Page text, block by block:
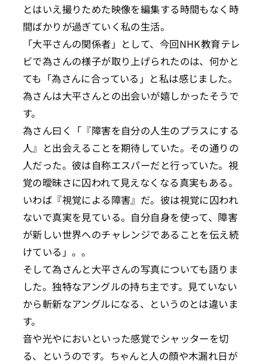
とはいえ撮りためた映像を編集する時間もなく時
間ばかりが過ぎていく私の生活。
「大平さんの関係者」として、今回NHK教育テレ
ビで為さんの様子が取り上げられたのは、何かと
ても「為さんに合っている」と私は感じました。
為さんは大平さんとの出会いが嬉しかったそうで
す。
為さん曰く「『障害を自分の人生のプラスにする
人』と出会えることを期待していた。その通りの
人だった。彼は自称エスパーだと行っていた。視
覚の曖昧さに囚われて見えなくなる真実もある。
いわば『視覚による障害』だ。彼は視覚に囚われ
ないで真実を見ている。自分自身を使って、障害
が新しい世界へのチャレンジであることを伝え続
けている」。。
そして為さんと大平さんの写真についても語りま
した。独特なアングルの持ち主です。見ていない
から斬新なアングルになる、というのとは違いま
す。
音や光やにおいといった感覚でシャッターを切
る、というのです。ちゃんと人の顔や木漏れ日が